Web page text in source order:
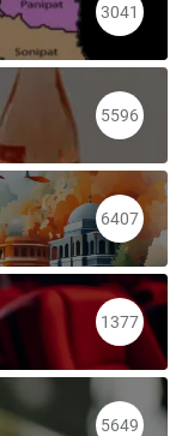
3041
5596
6407
1377
5649